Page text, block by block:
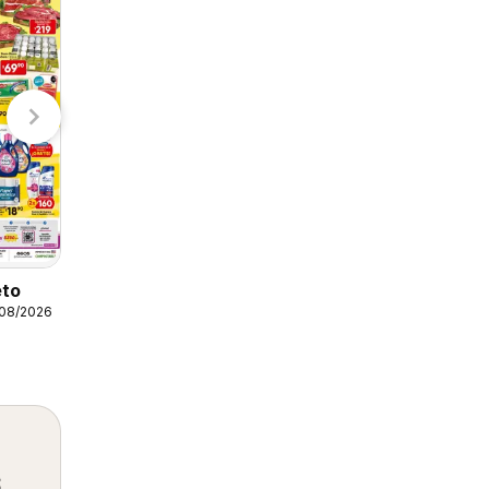
2026